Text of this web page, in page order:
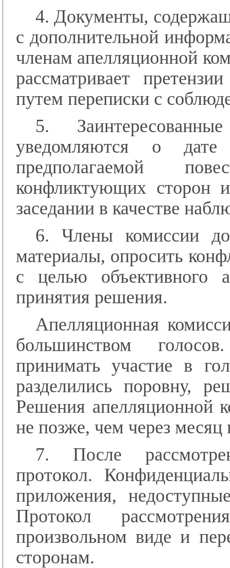
4. Документы,
с дополнительной
членам апелляционной
рассматривает
путем переписки с
5.
уведомляются о дате
предполагаемой
конфликтующих сторон
заседании в качестве
6. Члены комиссии
материалы, опросить
с целью объективного
принятия решения.
Апелляционная
большинством
принимать участие в
разделились поровну,
Решения апелляционной
не позже, чем через
7. После
протокол.
приложения,
Протокол
произвольном виде и
сторонам.